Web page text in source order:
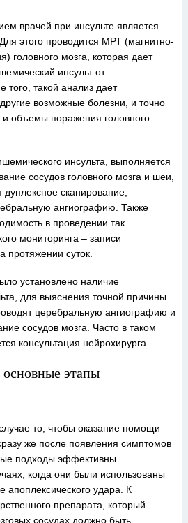
врачей при инсульте является
этого проводится МРТ (магнитно-
головного мозга, которая дает
инсульт от
того, такой анализ дает
возможные болезни, и точно
объемы поражения головного
инсульта, выполняется
сосудов головного мозга и шеи,
сканирование,
ангиографию. Также
в проведении так
мониторинга – записи
протяжении суток.
установлено наличие
для выяснения точной причины
церебральную ангиографию и
сосудов мозга. Часто в таком
консультация нейрохирурга.
этапы
то, чтобы оказание помощи
же после появления симптомов
подходы эффективны
когда они были использованы
апоплексического удара. К
препарата, который
сосудах должно быть